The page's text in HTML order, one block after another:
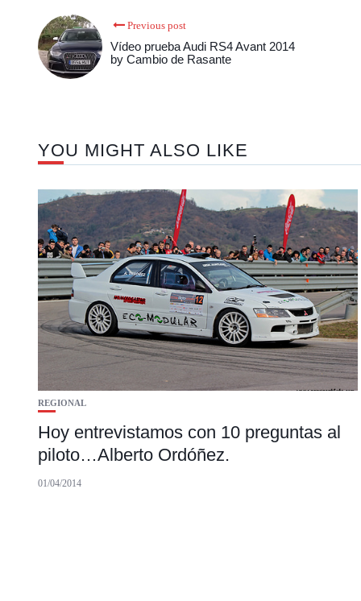
Previous post
Vídeo prueba Audi RS4 Avant 2014
by Cambio de Rasante
YOU MIGHT ALSO LIKE
REGIONAL
Hoy entrevistamos con 10 preguntas al
piloto…Alberto Ordóñez.
01/04/2014